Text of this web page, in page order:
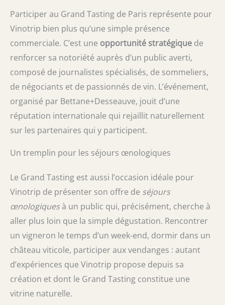
Participer au Grand Tasting de Paris représente pour
Vinotrip bien plus qu’une simple présence
commerciale. C’est une opportunité stratégique de
renforcer sa notoriété auprès d’un public averti,
composé de journalistes spécialisés, de sommeliers,
de négociants et de passionnés de vin. L’événement,
organisé par Bettane+Desseauve, jouit d’une
réputation internationale qui rejaillit naturellement
sur les partenaires qui y participent.
Un tremplin pour les séjours œnologiques
Le Grand Tasting est aussi l’occasion idéale pour
Vinotrip de présenter son offre de séjours
œnologiquesà un public qui, précisément, cherche à
aller plus loin que la simple dégustation. Rencontrer
un vigneron le temps d’un week-end, dormir dans un
château viticole, participer aux vendanges : autant
d’expériences que Vinotrip propose depuis sa
création et dont le Grand Tasting constitue une
vitrine naturelle.